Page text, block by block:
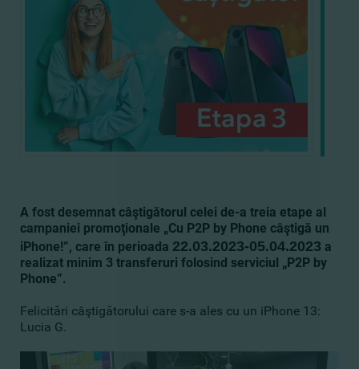
A fost desemnat câştigătorul celei de-a treia etape al
campaniei promoţionale „Cu P2P by Phone câştigă un
iPhone!”, care în perioada 22.03.2023-05.04.2023 a
realizat minim 3 transferuri folosind serviciul „P2P by
Phone”.
Felicitări câştigătorului care s-a ales cu un iPhone 13:
Lucia G.